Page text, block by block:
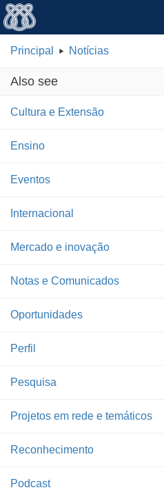
Principal Notícias
Also see
Cultura e Extensão
Ensino
Eventos
Internacional
Mercado e inovação
Notas e Comunicados
Oportunidades
Perfil
Pesquisa
Projetos em rede e temáticos
Reconhecimento
Podcast